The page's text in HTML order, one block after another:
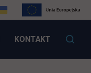
KONTAKT